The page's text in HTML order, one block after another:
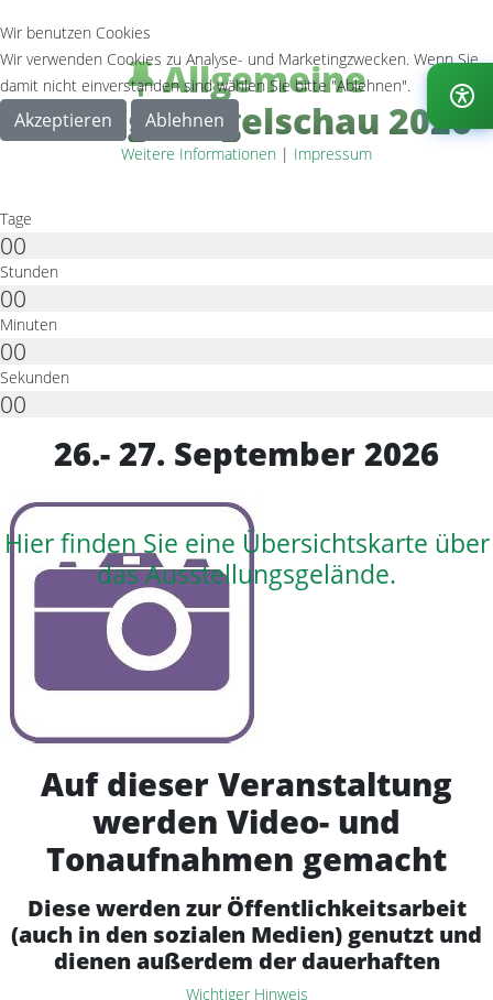
Allgemeine
Rassegeflügelschau 2026
Tage
00
Stunden
00
Minuten
00
Sekunden
00
26.- 27. September 2026
Hier finden Sie eine Übersichtskarte über
das Ausstellungsgelände.
Auf dieser Veranstaltung
werden Video- und
Tonaufnahmen gemacht
Diese werden zur Öffentlichkeitsarbeit
(auch in den sozialen Medien) genutzt und
dienen außerdem der dauerhaften
Wichtiger Hinweis
Wir benutzen Cookies
Wir verwenden Cookies zu Analyse- und Marketingzwecken. Wenn Sie
damit nicht einverstanden sind wählen Sie bitte "Ablehnen".
Akzeptieren Ablehnen
Weitere Informationen | Impressum